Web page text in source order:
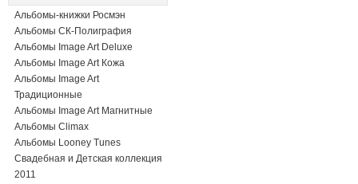
Альбомы-книжки Росмэн
Альбомы СК-Полиграфия
Альбомы Image Art Deluxe
Альбомы Image Art Кожа
Альбомы Image Art
Традиционные
Альбомы Image Art Магнитные
Альбомы Climax
Альбомы Looney Tunes
Свадебная и Детская коллекция
2011